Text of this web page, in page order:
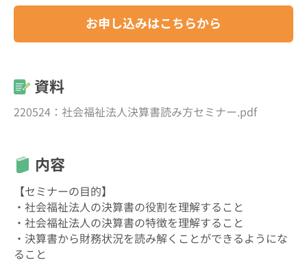
お申し込みはこちらから
資料
220524：社会福祉法人決算書読み方セミナー.pdf
内容
【セミナーの目的】
・社会福祉法人の決算書の役割を理解すること
・社会福祉法人の決算書の特徴を理解すること
・決算書から財務状況を読み解くことができるようにな
ること